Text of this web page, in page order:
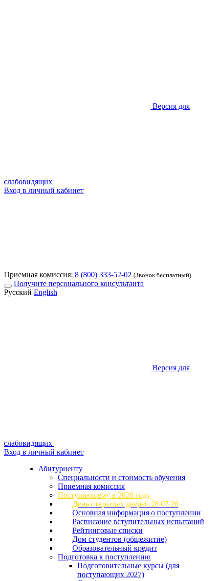
Версия для
слабовидящих
Вход в личный кабинет
Приемная комиссия: 8 (800) 333-52-02 (Звонок бесплатный)
Получите персонального консультанта
Русский English
Версия для
слабовидящих
Вход в личный кабинет
Абитуриенту
Специальности и стоимость обучения
Приемная комиссия
Поступающему в 2026 году
День открытых дверей 28.07.26
Основная информация о поступлении
Расписание вступительных испытаний
Рейтинговые списки
Дом студентов (общежитие)
Образовательный кредит
Подготовка к поступлению
Подготовительные курсы (для
поступающих 2027)